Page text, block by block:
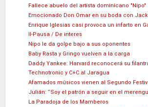
Fallece abuelo del artísta dominicano "Nipo"
Emocionado Don Omar en su boda con
Enrique Iglesias casi provoca un infarto en
II-Pausa / De interes
Nipo le da golpe bajo a sus oponentes
Baby Rasta y Gringo vuelven a la carga
Daddy Yankee: Harvard reconocerá su
Technotronic y C+C al Jaragua
Afamados músicos vienen al Segundo
Julián: “Soy el patrón a seguir en el
La Paradoja de los Mamberos